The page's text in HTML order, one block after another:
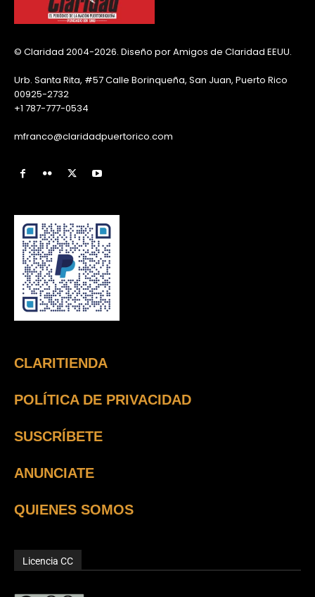
© Claridad 2004-2026. Diseño por Amigos de Claridad EEUU.
Urb. Santa Rita, #57 Calle Borinqueña, San Juan, Puerto Rico
00925-2732
+1 787-777-0534
mfranco@claridadpuertorico.com
CLARITIENDA
POLÍTICA DE PRIVACIDAD
SUSCRÍBETE
ANUNCIATE
QUIENES SOMOS
Licencia CC